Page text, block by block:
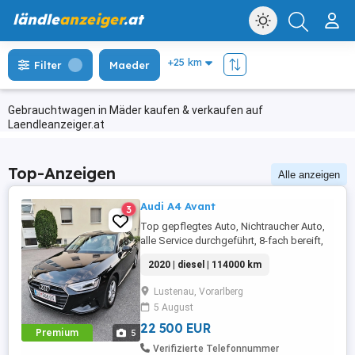
ländleanzeiger.at
Gebrauchtwagen in Mäder kaufen & verkaufen auf
Laendleanzeiger.at
Filter Maeder
Top-Anzeigen Alle anzeigen
Premium 5
3 Audi A4 Avant
Top gepflegtes Auto, Nichtraucher Auto,
alle Service durchgeführt, 8-fach bereift,
Anhängerkupplung kann auf Wunsch
mitgegeben werden, Besichtigung bzw.
Probefahrt nach Tel. Vereinbarung.
2020 | diesel | 114000 km
Lustenau, Vorarlberg
5 August
22 500 EUR
Verifizierte Telefonnummer